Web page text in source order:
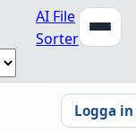
AI File
Sorter
Logga in